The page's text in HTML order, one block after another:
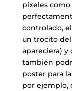
píxeles como
controlado,
un trocito
apareciera)
también
poster para
por ejemplo,